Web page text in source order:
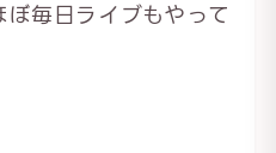
毎日ライブもやって